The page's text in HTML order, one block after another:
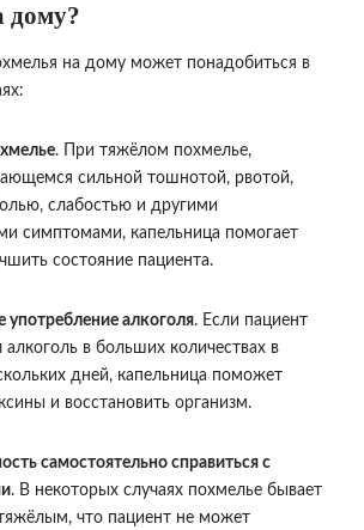
дому?
на дому может понадобиться в
. При тяжёлом похмелье,
сильной тошнотой, рвотой,
слабостью и другими
симптомами, капельница помогает
состояние пациента.
употребление алкоголя. Если пациент
алкоголь в больших количествах в
дней, капельница поможет
и восстановить организм.
самостоятельно справиться с
. В некоторых случаях похмелье бывает
что пациент не может